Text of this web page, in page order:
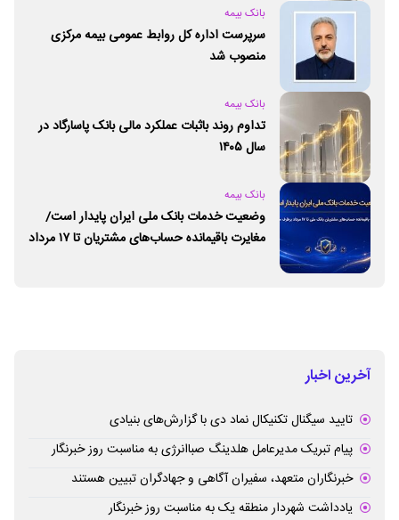
بانک بیمه
سرپرست اداره کل روابط عمومی بیمه مرکزی
منصوب شد
بانک بیمه
تداوم روند باثبات عملکرد مالی بانک پاسارگاد در
سال ۱۴۰۵
بانک بیمه
وضعیت خدمات بانک ملی ایران پایدار است/
مغایرت‌ باقیمانده حساب‌های مشتریان تا ۱۷ مرداد
آخرین اخبار
تایید سیگنال تکنیکال نماد دی با گزارش‌های بنیادی
پیام تبریک مدیرعامل هلدینگ صباانرژی به مناسبت روز خبرنگار
خبرنگاران متعهد، سفیران آگاهی و جهادگران تبیین هستند
یادداشت شهردار منطقه یک به مناسبت روز خبرنگار